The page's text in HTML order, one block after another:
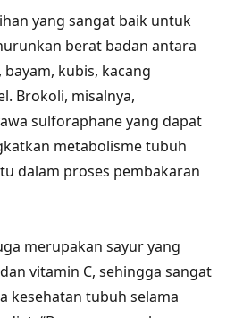
yang sangat baik untuk
berat badan antara
kubis, kacang
Brokoli, misalnya,
sulforaphane yang dapat
metabolisme tubuh
dalam proses pembakaran
merupakan sayur yang
vitamin C, sehingga sangat
kesehatan tubuh selama